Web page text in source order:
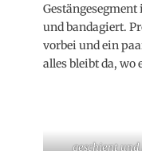
und bandagiert.
vorbei und ein
alles bleibt da, wo
geschient und